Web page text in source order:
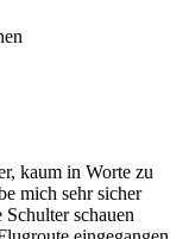
kaum in Worte zu
mich sehr sicher
schauen